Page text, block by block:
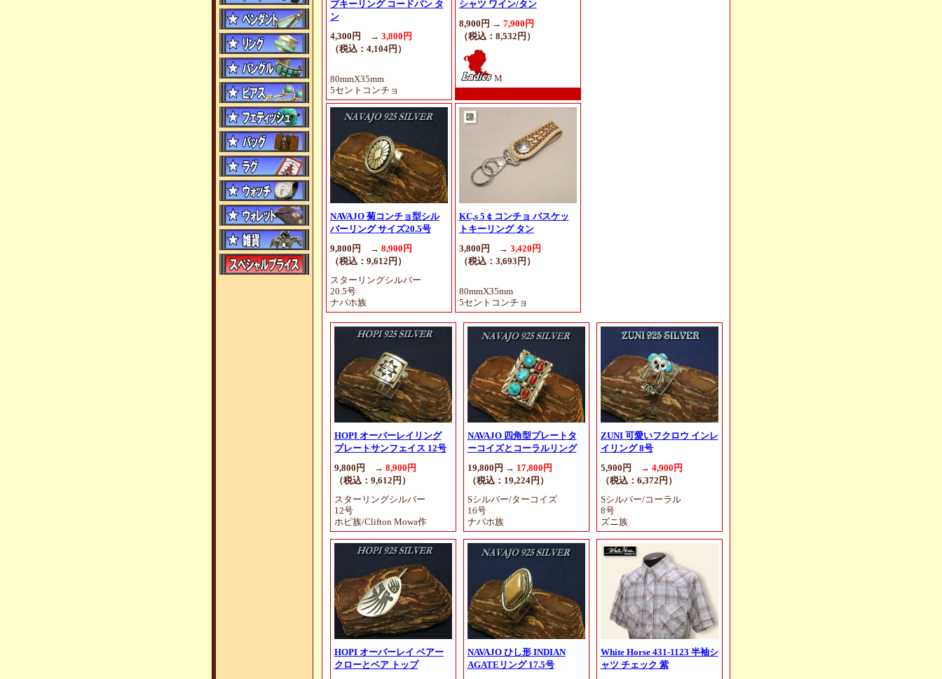
プキーリング コードバン タ
ン
4,300円 → 3,800円
（税込：4,104円）
80mmX35mm
5セントコンチョ
シャツ ワイン/タン
8,900円 → 7,900円
（税込：8,532円）
M
NAVAJO 菊コンチョ型シル
バーリング サイズ20.5号
9,800円 → 8,900円
（税込：9,612円）
スターリングシルバー
20.5号
ナバホ族
KC,s 5￠コンチョ バスケッ
トキーリング タン
3,800円 → 3,420円
（税込：3,693円）
80mmX35mm
5セントコンチョ
HOPI オーバーレイリング
プレートサンフェイス 12号
9,800円 → 8,900円
（税込：9,612円）
スターリングシルバー
12号
ホピ族/Clifton Mowa作
NAVAJO 四角型プレートタ
ーコイズとコーラルリング
19,800円 → 17,800円
（税込：19,224円）
Sシルバー/ターコイズ
16号
ナバホ族
ZUNI 可愛いフクロウ インレ
イリング 8号
5,900円 → 4,900円
（税込：6,372円）
Sシルバー/コーラル
8号
ズニ族
HOPI オーバーレイ ベアー
クローとベア トップ
NAVAJO ひし形 INDIAN
AGATEリング 17.5号
White Horse 431-1123 半袖シ
ャツ チェック 紫